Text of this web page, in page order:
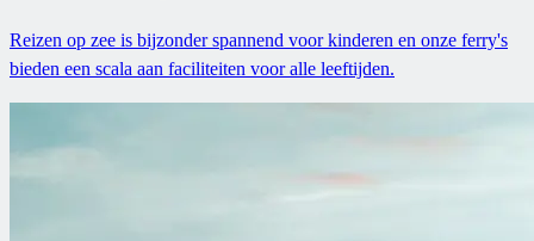
Reizen op zee is bijzonder spannend voor kinderen en onze ferry's
bieden een scala aan faciliteiten voor alle leeftijden.